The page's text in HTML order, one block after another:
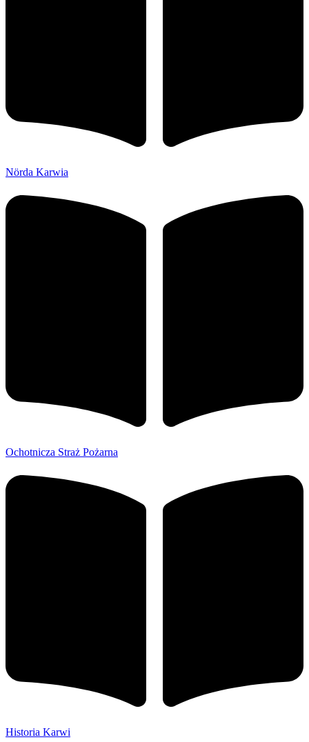
Nörda Karwia
Ochotnicza Straż Pożarna
Historia Karwi